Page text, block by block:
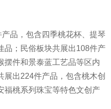
品，包含四季桃花杯、提琴
品；民俗板块共展出108件产
摆件和景泰蓝工艺品等区内
出224件产品，包含桃木创
福桃系列珠宝等特色文创产